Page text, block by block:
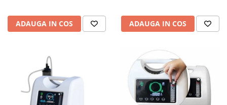
ADAUGA IN COS ADAUGA IN COS